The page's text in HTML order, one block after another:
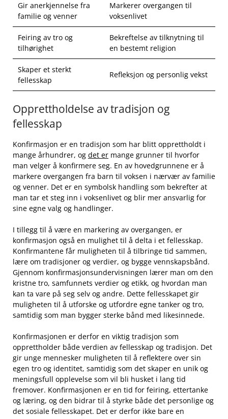
Gir anerkjennelse fra
‍familie og venner
Markerer ​overgangen til‌
voksenlivet
Feiring⁢ av ‌tro og
tilhørighet
Bekreftelse⁣ av tilknytning til
⁣en bestemt religion
Skaper ⁤et sterkt
fellesskap
Refleksjon og personlig vekst
Opprettholdelse av tradisjon og
fellesskap
Konfirmasjon ⁣er en tradisjon som ⁣har blitt opprettholdt ‌i
mange århundrer, og det⁢ er mange grunner til ​hvorfor
man ⁢velger å‍ konfirmere seg. En av⁣ hovedgrunnene er å ​
markere overgangen fra barn til ​voksen i nærvær av ‍familie⁣
og venner. Det er en symbolsk handling som bekrefter at
man tar et steg inn i voksenlivet og blir mer ansvarlig for
sine egne ‌valg og ⁢handlinger.
I ​tillegg til å være ⁢en markering av overgangen, ‌er
konfirmasjon også en mulighet ‌til​ å delta i et fellesskap.
Konfirmantene får muligheten til å tilbringe tid sammen,
lære om tradisjoner og verdier, og bygge vennskapsbånd.
Gjennom konfirmasjonsundervisningen lærer man​ om den
kristne tro, samfunnets verdier ‍og​ etikk, og hvordan man
kan ta vare⁣ på seg selv og ⁤andre. Dette fellesskapet ​gir
muligheten ‍til å utforske og utfordre egne tanker og tro,
samtidig som man bygger⁣ sterke bånd​ med likesinnede.
Konfirmasjonen er derfor en viktig tradisjon som
opprettholder både verdien av fellesskap og tradisjon. ⁤Det
gir​ unge mennesker ⁤muligheten til å ‍reflektere ⁢over sin‍
egen tro og identitet, samtidig som det skaper en unik‌ og
⁢meningsfull opplevelse​ som vil bli husket i ‌lang tid‌
fremover. Konfirmasjonen er en​ tid for feiring, ettertanke
og ‍læring, og den bidrar til⁤ å styrke både det personlige⁤ og
det sosiale fellesskapet. Det⁤ er derfor​ ikke bare⁢ en